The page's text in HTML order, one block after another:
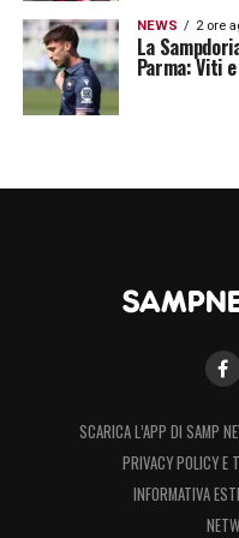
NEWS 2 ore
La
Parma: Viti
SCARICA L’APP DI SAMP
PRIVACY POLICY E
INFORMATIVA